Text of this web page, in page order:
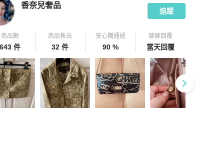
香奈兒奢品
追蹤
商品數
件
商品售出
32 件
安心購通過
90 %
聊聊回覆
當天回覆